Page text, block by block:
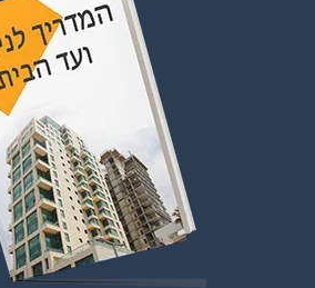
להצטרפות לחצו על התמונה או על הכפתור
הקבוצה
לחץ למעבר לקבוצה